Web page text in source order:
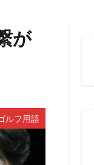
が
ルフ用語